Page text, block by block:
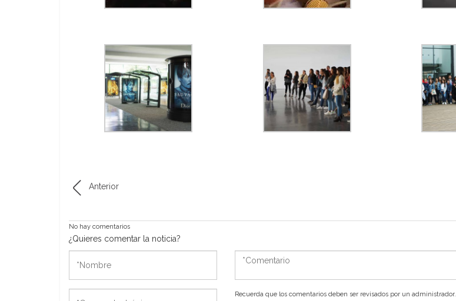
Anterior
No hay comentarios
¿Quieres comentar la noticia?
*Comentario
Recuerda que los comentarios deben ser revisados por un administrador.